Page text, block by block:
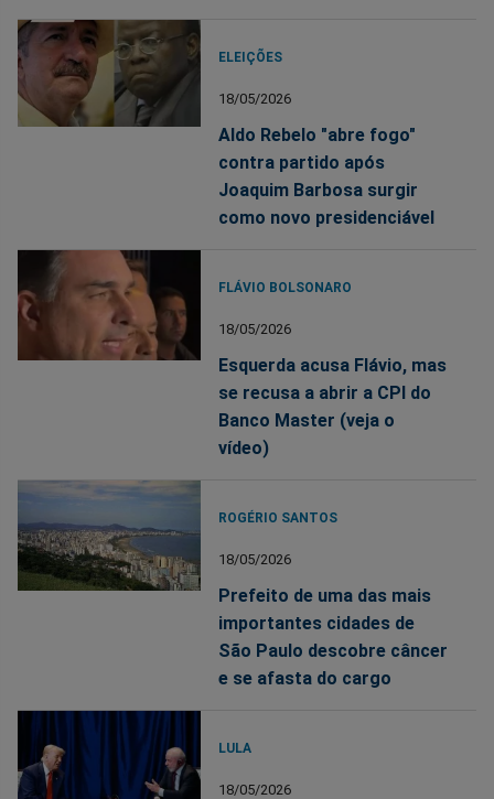
ELEIÇÕES
18/05/2026
Aldo Rebelo "abre fogo"
contra partido após
Joaquim Barbosa surgir
como novo presidenciável
FLÁVIO BOLSONARO
18/05/2026
Esquerda acusa Flávio, mas
se recusa a abrir a CPI do
Banco Master (veja o
vídeo)
ROGÉRIO SANTOS
18/05/2026
Prefeito de uma das mais
importantes cidades de
São Paulo descobre câncer
e se afasta do cargo
LULA
18/05/2026